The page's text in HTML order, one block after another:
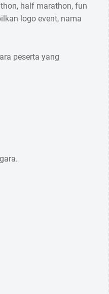
half marathon, fun
logo event, nama
peserta yang